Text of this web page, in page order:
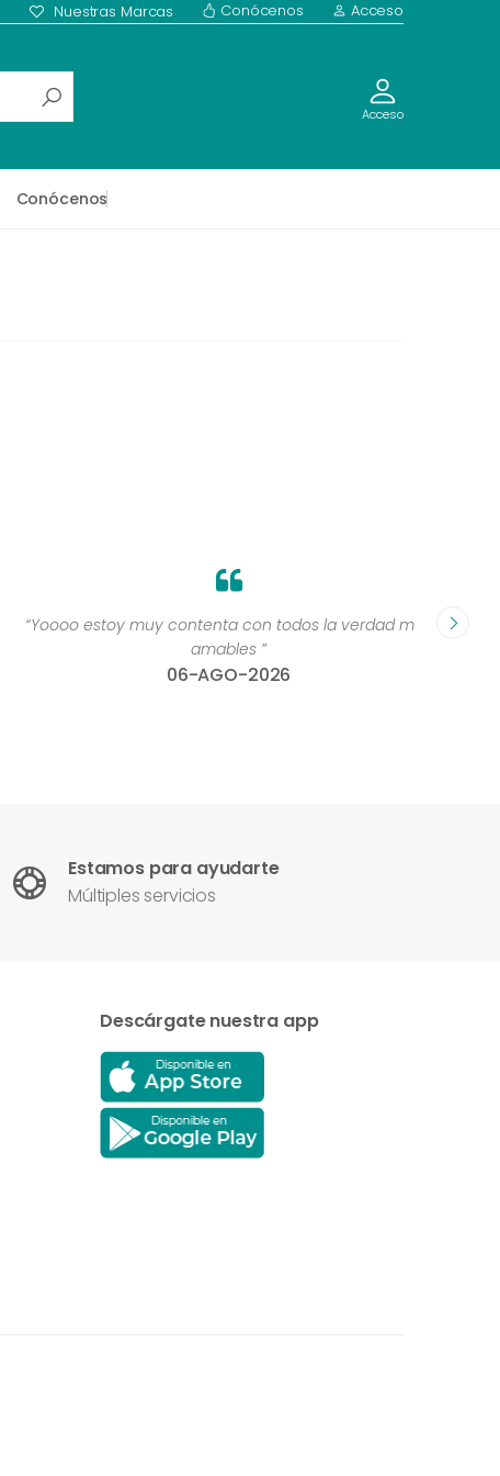
Nuestras Marcas Conócenos Acceso
Acceso
Conócenos
“Yoooo estoy muy contenta con todos la verdad muy
amables ”
06-AGO-2026
Estamos para ayudarte
Múltiples servicios
Descárgate nuestra app